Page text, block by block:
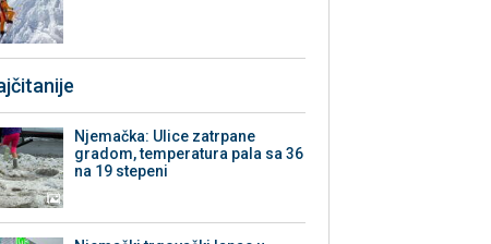
Njemačka: Ulice zatrpane
gradom, temperatura pala sa 36
na 19 stepeni